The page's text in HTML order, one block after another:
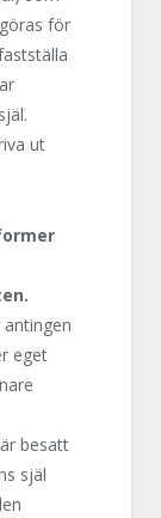
för
ut
eget
besatt
själ